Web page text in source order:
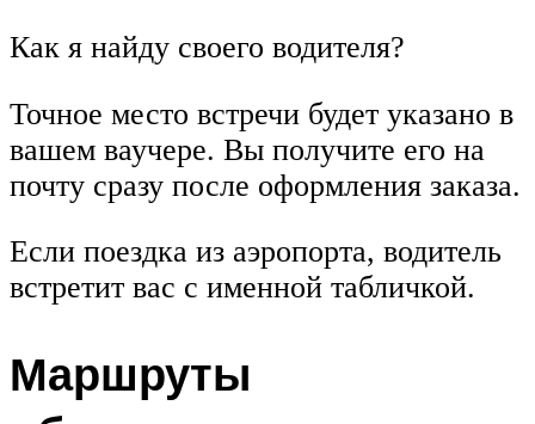
Как я найду своего водителя?
Точное место встречи будет указано в
вашем ваучере. Вы получите его на
почту сразу после оформления заказа.
Если поездка из аэропорта, водитель
встретит вас с именной табличкой.
Маршруты